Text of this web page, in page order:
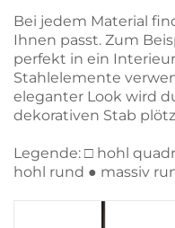
Bei jedem Material
Ihnen passt. Zum
perfekt in ein
Stahlelemente
eleganter Look wird
dekorativen Stab
Legende: □ hohl
hohl rund ● massiv